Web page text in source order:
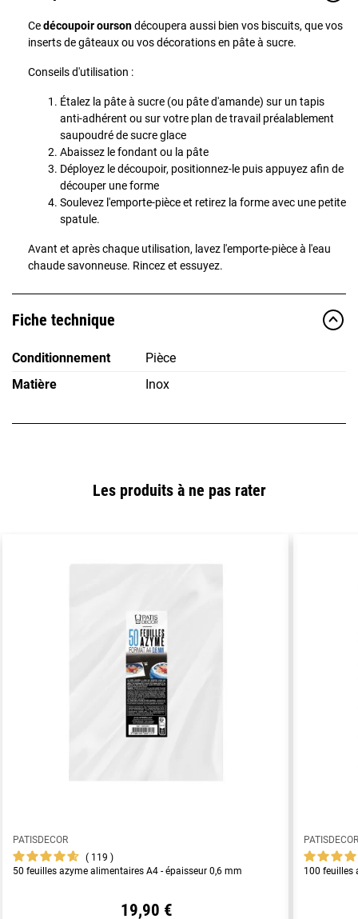
Cedécoupoir oursondécoupera aussi bien vos biscuits, que vos
inserts de gâteaux ou vos décorations en pâte à sucre.
Conseils d'utilisation :
Étalez la pâte à sucre (ou pâte d'amande) sur un tapis
anti-adhérent ou sur votre plan de travail préalablement
saupoudré de sucre glace
Abaissez le fondant ou la pâte
Déployez le découpoir, positionnez-le puis appuyez afin de
découper une forme
Soulevez l'emporte-pièce et retirez la forme avec une petite
spatule.
Avant et après chaque utilisation, lavez l'emporte-pièce à l'eau
chaude savonneuse. Rincez et essuyez.
Fiche technique
Conditionnement
Pièce
Matière
Inox
Les produits à ne pas rater
PATISDECOR
119
50 feuilles azyme alimentaires A4 - épaisseur 0,6 mm
19,90 €
100 feuilles